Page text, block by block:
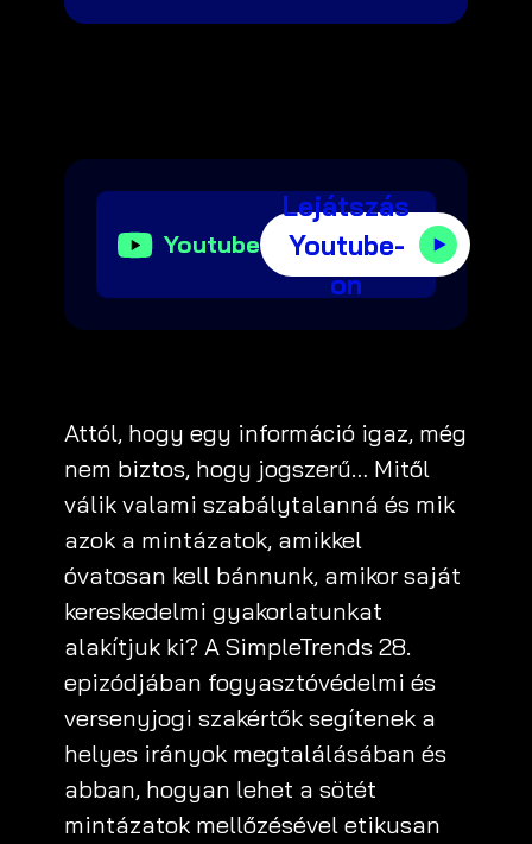
Youtube
Lejátszás
Youtube-
on
Attól, hogy egy információ igaz, még
nem biztos, hogy jogszerű… Mitől
válik valami szabálytalanná és mik
azok a mintázatok, amikkel
óvatosan kell bánnunk, amikor saját
kereskedelmi gyakorlatunkat
alakítjuk ki? A SimpleTrends 28.
epizódjában fogyasztóvédelmi és
versenyjogi szakértők segítenek a
helyes irányok megtalálásában és
abban, hogyan lehet a sötét
mintázatok mellőzésével etikusan